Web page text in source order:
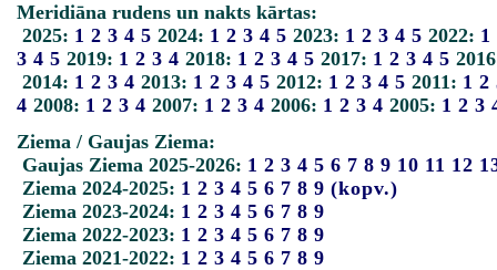
Meridiāna rudens un nakts kārtas:
2025: 1 2 3 4 5 2024: 1 2 3 4 5 2023: 1 2 3 4 5 2022: 1
3 4 5 2019: 1 2 3 4 2018: 1 2 3 4 5 2017: 1 2 3 4 5
2014: 1 2 3 4 2013: 1 2 3 4 5 2012: 1 2 3 4 5 2011: 1 2
4 2008: 1 2 3 4 2007: 1 2 3 4 2006: 1 2 3 4 2005: 1 2 3
Ziema / Gaujas Ziema:
Gaujas Ziema 2025-2026: 1 2 3 4 5 6 7 8 9 10 11 12
Ziema 2024-2025: 1 2 3 4 5 6 7 8 9 (kopv.)
Ziema 2023-2024: 1 2 3 4 5 6 7 8 9
Ziema 2022-2023: 1 2 3 4 5 6 7 8 9
Ziema 2021-2022: 1 2 3 4 5 6 7 8 9